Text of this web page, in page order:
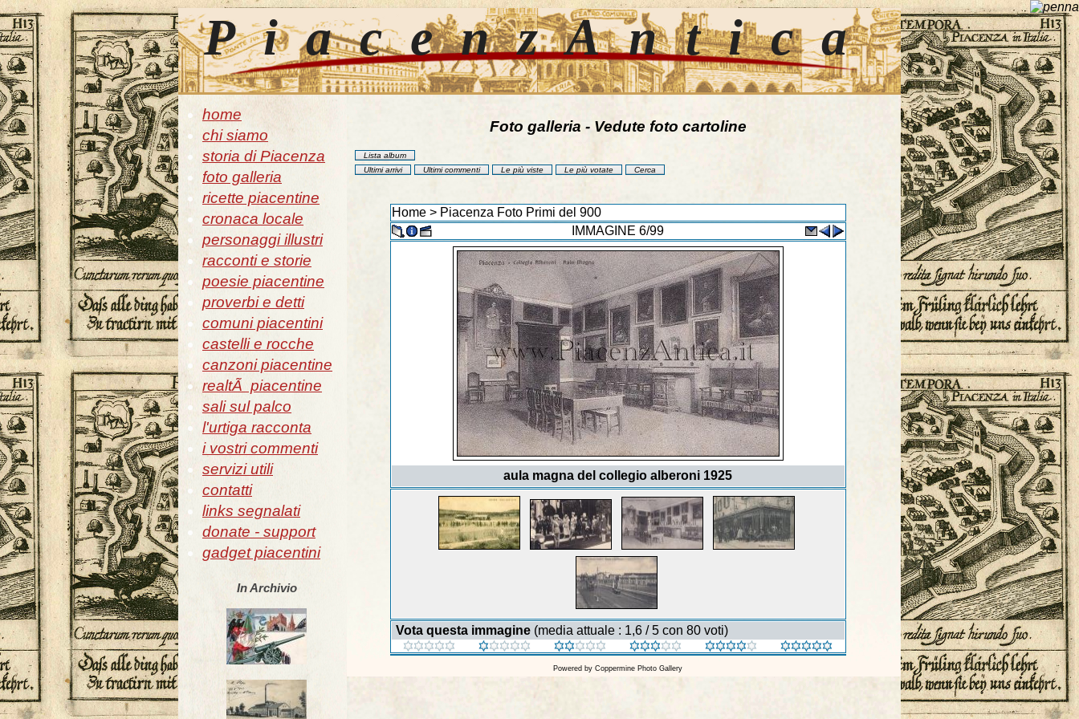
PiacenzAntica
home
chi siamo
storia di Piacenza
foto galleria
ricette piacentine
cronaca locale
personaggi illustri
racconti e storie
poesie piacentine
proverbi e detti
comuni piacentini
castelli e rocche
canzoni piacentine
realtÃ piacentine
sali sul palco
l'urtiga racconta
i vostri commenti
servizi utili
contatti
links segnalati
donate - support
gadget piacentini
In Archivio
Foto galleria - Vedute foto cartoline
Lista album
Ultimi arrivi
Ultimi commenti Le più viste Le più votate Cerca
Home> Piacenza Foto Primi del 900
IMMAGINE 6/99
aula magna del collegio alberoni 1925
Vota questa immagine(media attuale : 1,6 / 5 con 80 voti)
Powered by Coppermine Photo Gallery